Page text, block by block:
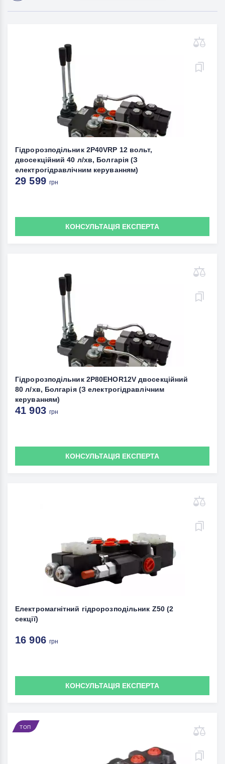
Гідророзподільник 2P40VRP 12 вольт,
двосекційний 40 л/хв, Болгарія (З
електрогідравлічним керуванням)
29 599грн
КОНСУЛЬТАЦІЯ ЕКСПЕРТА
Гідророзподільник 2P80EHOR12V двосекційний
80 л/хв, Болгарія (З електрогідравлічним
керуванням)
41 903грн
КОНСУЛЬТАЦІЯ ЕКСПЕРТА
Електромагнітний гідророзподільник Z50 (2
секції)
16 906грн
КОНСУЛЬТАЦІЯ ЕКСПЕРТА
ТОП